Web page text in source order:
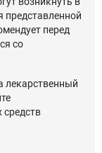
представленной
перед
со
лекарственный
средств